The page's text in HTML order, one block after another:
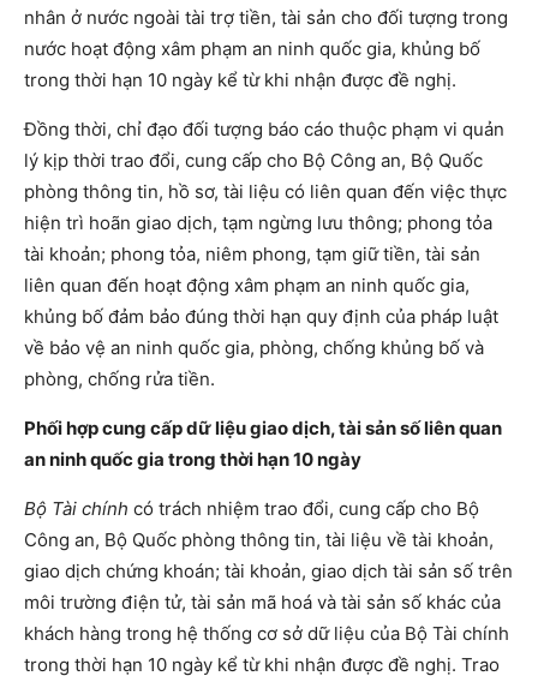
nhân ở nước ngoài tài trợ tiền, tài sản cho đối tượng trong
nước hoạt động xâm phạm an ninh quốc gia, khủng bố
trong thời hạn 10 ngày kể từ khi nhận được đề nghị.
Đồng thời, chỉ đạo đối tượng báo cáo thuộc phạm vi quản
lý kịp thời trao đổi, cung cấp cho Bộ Công an, Bộ Quốc
phòng thông tin, hồ sơ, tài liệu có liên quan đến việc thực
hiện trì hoãn giao dịch, tạm ngừng lưu thông; phong tỏa
tài khoản; phong tỏa, niêm phong, tạm giữ tiền, tài sản
liên quan đến hoạt động xâm phạm an ninh quốc gia,
khủng bố đảm bảo đúng thời hạn quy định của pháp luật
về bảo vệ an ninh quốc gia, phòng, chống khủng bố và
phòng, chống rửa tiền.
Phối hợp cung cấp dữ liệu giao dịch, tài sản số liên quan
an ninh quốc gia trong thời hạn 10 ngày
Bộ Tài chính có trách nhiệm trao đổi, cung cấp cho Bộ
Công an, Bộ Quốc phòng thông tin, tài liệu về tài khoản,
giao dịch chứng khoán; tài khoản, giao dịch tài sản số trên
môi trường điện tử, tài sản mã hoá và tài sản số khác của
khách hàng trong hệ thống cơ sở dữ liệu của Bộ Tài chính
trong thời hạn 10 ngày kể từ khi nhận được đề nghị. Trao